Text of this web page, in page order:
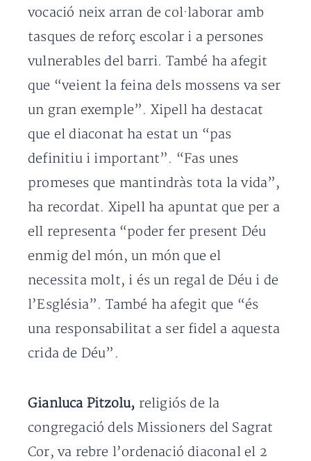
vocació neix arran de col·laborar amb
tasques de reforç escolar i a persones
vulnerables del barri. També ha afegit
que “veient la feina dels mossens va ser
un gran exemple”. Xipell ha destacat
que el diaconat ha estat un “pas
definitiu i important”. “Fas unes
promeses que mantindràs tota la vida”,
ha recordat. Xipell ha apuntat que per a
ell representa “poder fer present Déu
enmig del món, un món que el
necessita molt, i és un regal de Déu i de
l’Església”. També ha afegit que “és
una responsabilitat a ser fidel a aquesta
crida de Déu”.
Gianluca Pitzolu, religiós de la
congregació dels Missioners del Sagrat
Cor, va rebre l’ordenació diaconal el 2